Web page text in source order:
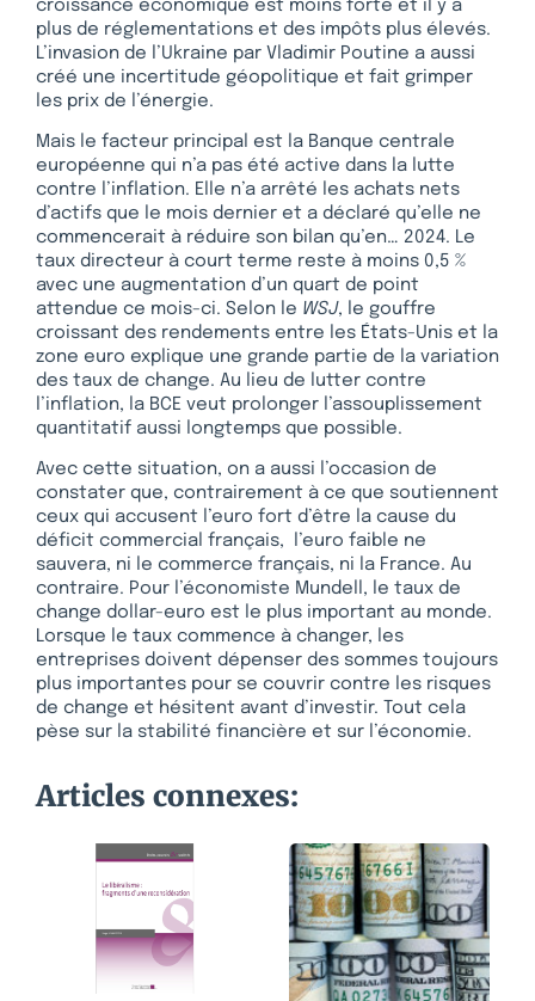
croissance économique est moins forte et il y a
plus de réglementations et des impôts plus élevés.
L’invasion de l’Ukraine par Vladimir Poutine a aussi
créé une incertitude géopolitique et fait grimper
les prix de l’énergie.
Mais le facteur principal est la Banque centrale
européenne qui n’a pas été active dans la lutte
contre l’inflation. Elle n’a arrêté les achats nets
d’actifs que le mois dernier et a déclaré qu’elle ne
commencerait à réduire son bilan qu’en… 2024. Le
taux directeur à court terme reste à moins 0,5 %
avec une augmentation d’un quart de point
attendue ce mois-ci. Selon le WSJ, le gouffre
croissant des rendements entre les États-Unis et la
zone euro explique une grande partie de la variation
des taux de change. Au lieu de lutter contre
l’inflation, la BCE veut prolonger l’assouplissement
quantitatif aussi longtemps que possible.
Avec cette situation, on a aussi l’occasion de
constater que, contrairement à ce que soutiennent
ceux qui accusent l’euro fort d’être la cause du
déficit commercial français, l’euro faible ne
sauvera, ni le commerce français, ni la France. Au
contraire. Pour l’économiste Mundell, le taux de
change dollar-euro est le plus important au monde.
Lorsque le taux commence à changer, les
entreprises doivent dépenser des sommes toujours
plus importantes pour se couvrir contre les risques
de change et hésitent avant d’investir. Tout cela
pèse sur la stabilité financière et sur l’économie.
Articles connexes: